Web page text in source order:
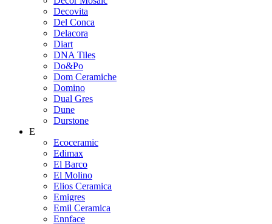
Decovita
Del Conca
Delacora
Diart
DNA Tiles
Do&Po
Dom Ceramiche
Domino
Dual Gres
Dune
Durstone
E
Ecoceramic
Edimax
El Barco
El Molino
Elios Ceramica
Emigres
Emil Ceramica
Ennface